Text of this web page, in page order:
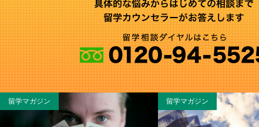
留学マガジン 留学マガジン